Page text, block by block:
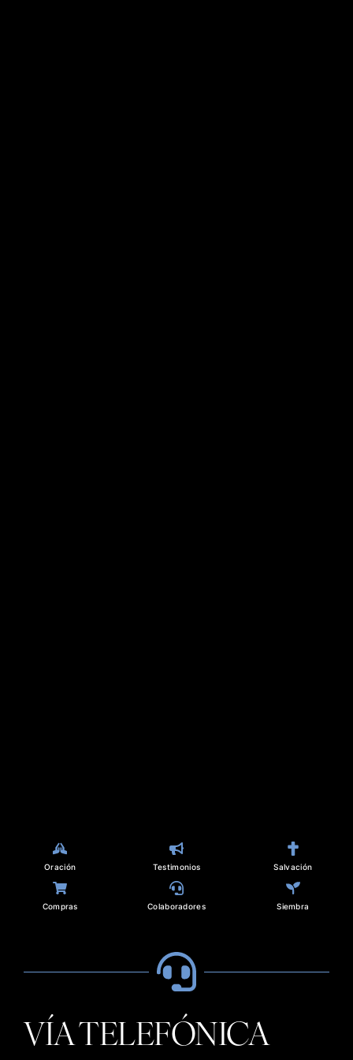
Oración Testimonios Salvación
Compras Colaboradores Siembra
VÍA TELEFÓNICA